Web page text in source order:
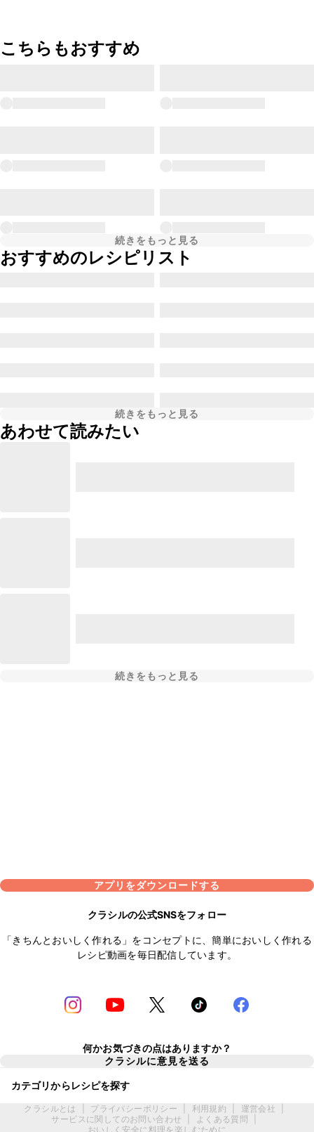
こちらもおすすめ
続きをもっと見る
おすすめのレシピリスト
続きをもっと見る
あわせて読みたい
続きをもっと見る
アプリをダウンロードする
クラシルの公式SNSをフォロー
「きちんとおいしく作れる」をコンセプトに、簡単においしく作れる
レシピ動画を毎日配信しています。
何かお気づきの点はありますか？
クラシルに意見を送る
カテゴリからレシピを探す
クラシルとは プライバシーポリシー 利用規約 運営会社
サービスに関してのお問い合わせ
よくある質問
おいしく安全に料理を楽しむために